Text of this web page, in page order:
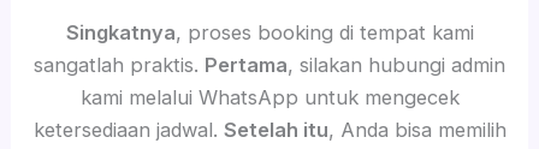
Singkatnya, proses booking di tempat kami
sangatlah praktis. Pertama, silakan hubungi admin
kami melalui WhatsApp untuk mengecek
ketersediaan jadwal. Setelah itu, Anda bisa memilih